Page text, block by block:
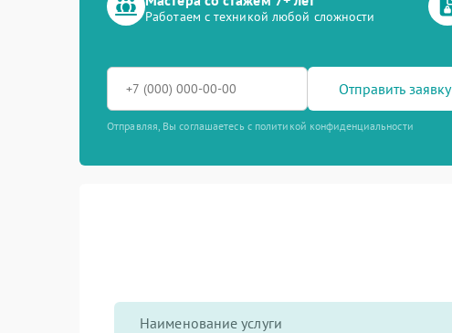
Работаем с техникой любой сложности
Отправить заявку
Отправляя, Вы соглашаетесь с политикой конфиденциальности
Наименование услуги